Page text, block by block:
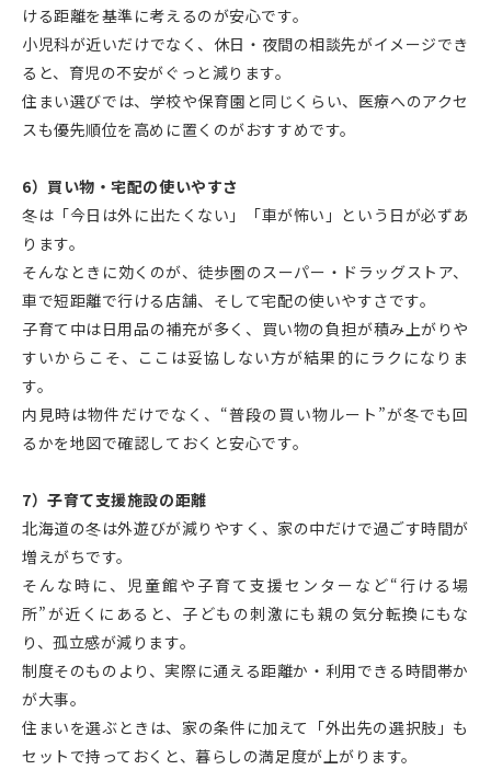
ける距離を基準に考えるのが安心です。
小児科が近いだけでなく、休日・夜間の相談先がイメージでき
ると、育児の不安がぐっと減ります。
住まい選びでは、学校や保育園と同じくらい、医療へのアクセ
スも優先順位を高めに置くのがおすすめです。
6）買い物・宅配の使いやすさ
冬は「今日は外に出たくない」「車が怖い」という日が必ずあ
ります。
そんなときに効くのが、徒歩圏のスーパー・ドラッグストア、
車で短距離で行ける店舗、そして宅配の使いやすさです。
子育て中は日用品の補充が多く、買い物の負担が積み上がりや
すいからこそ、ここは妥協しない方が結果的にラクになりま
す。
内見時は物件だけでなく、“普段の買い物ルート”が冬でも回
るかを地図で確認しておくと安心です。
7）子育て支援施設の距離
北海道の冬は外遊びが減りやすく、家の中だけで過ごす時間が
増えがちです。
そんな時に、児童館や子育て支援センターなど“行ける場
所”が近くにあると、子どもの刺激にも親の気分転換にもな
り、孤立感が減ります。
制度そのものより、実際に通える距離か・利用できる時間帯か
が大事。
住まいを選ぶときは、家の条件に加えて「外出先の選択肢」も
セットで持っておくと、暮らしの満足度が上がります。